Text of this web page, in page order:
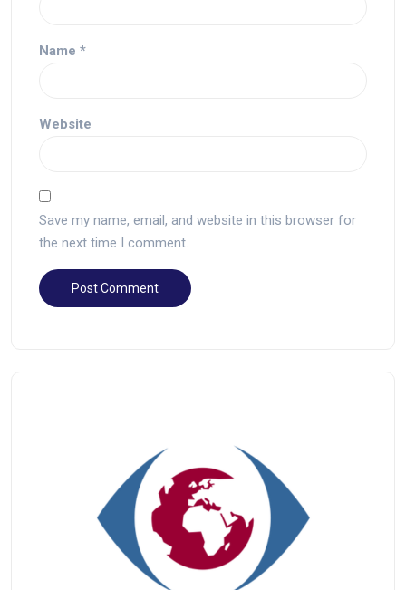
Name *
Website
Save my name, email, and website in this browser for
the next time I comment.